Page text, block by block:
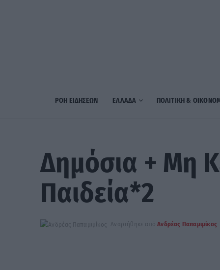
ΡΟΗ ΕΙΔΗΣΕΩΝ ΕΛΛΑΔΑ ΠΟΛΙΤΙΚΗ &
Δημόσια + Μη
Παιδεία*2
Αναρτήθηκε από Ανδρέας Παπαμιμίκος